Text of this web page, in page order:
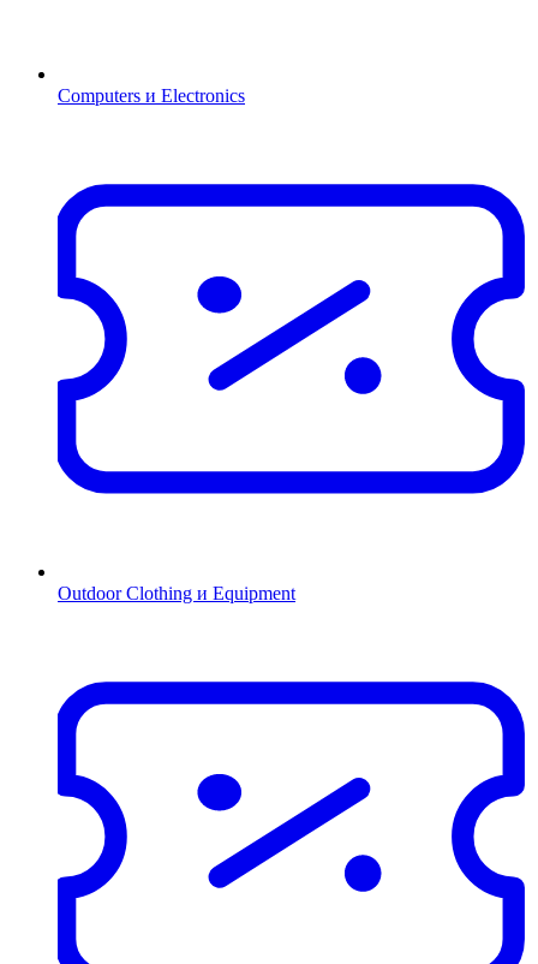
Computers и Electronics
Outdoor Clothing и Equipment